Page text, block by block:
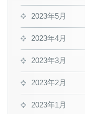
2023年5月
2023年4月
2023年3月
2023年2月
2023年1月